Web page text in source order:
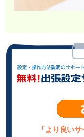
「より良い